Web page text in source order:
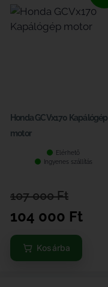
Honda GCVx170 Kapálógép
motor
Elérhető
Ingyenes szállítás
107 000Ft
104 000 Ft
Kosárba